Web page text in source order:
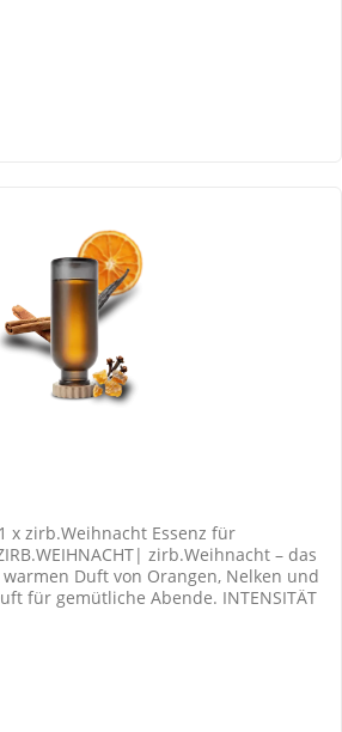
x zirb.Weihnacht Essenz für
zirb.Weihnacht – das
Duft von Orangen, Nelken und
für gemütliche Abende. INTENSITÄT